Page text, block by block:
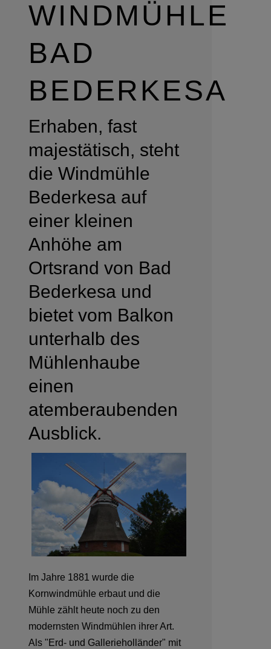
WINDMÜHLE
BAD
BEDERKESA
Erhaben, fast
majestätisch, steht
die Windmühle
Bederkesa auf
einer kleinen
Anhöhe am
Ortsrand von Bad
Bederkesa und
bietet vom Balkon
unterhalb des
Mühlenhaube
einen
atemberaubenden
Ausblick.
Im Jahre 1881 wurde die
Kornwindmühle erbaut und die
Mühle zählt heute noch zu den
modernsten Windmühlen ihrer Art.
Als "Erd- und Gallerieholländer" mit